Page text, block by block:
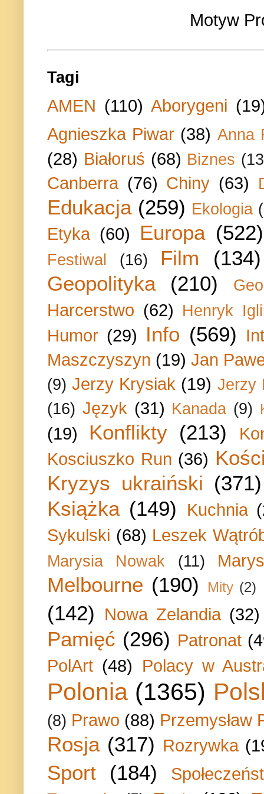
Motyw
Tagi
AMEN (110) Aborygeni
Agnieszka Piwar (38) Anna
(28) Białoruś (68) Biznes
Canberra (76) Chiny (63)
Edukacja (259) Ekologia
Etyka (60) Europa (522)
Festiwal (16) Film
(134)
Geopolityka
(210)
Harcerstwo (62) Henryk
Humor (29) Info (569)
Maszczyszyn (19) Jan
(9) Jerzy Krysiak (19) Jerzy
(16) Język (31) Kanada (9)
(19) Konflikty (213)
Kosciuszko Run (36)
Kryzys ukraiński (371)
Książka (149) Kuchnia
Sykulski (68) Leszek
Marysia Nowak (11)
Melbourne (190) Mity (2)
(142) Nowa Zelandia (32)
Pamięć (296) Patronat
PolArt (48) Polacy w
Polonia (1365)
(8) Prawo (88) Przemysław
Rosja (317) Rozrywka
Sport (184)